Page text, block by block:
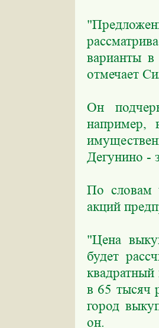
варианты
отмечает
Он
например,
Дегунино -
По словам
акций
"Цена
будет
в 65 тысяч
город
он.